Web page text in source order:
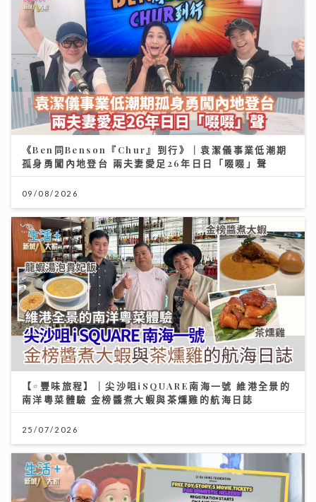
《Ben同Benson『Chur』到行》｜袁潔儀事業低潮期
孤身勇闖內地登台 兩夫妻愛足26年日日「啜啜」聲
09/08/2026
【#豐味旅程】｜尖沙咀iSQUARE南海一號 維港全景的
南洋粵菜體驗 金榜醬煮大蝦與茶燻雞的航海日誌
25/07/2026